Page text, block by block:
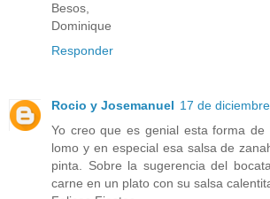
Besos,
Dominique
Responder
Rocio y Josemanuel 17 de
Yo creo que es genial esta forma
lomo y en especial esa salsa de
pinta. Sobre la sugerencia del
carne en un plato con su salsa